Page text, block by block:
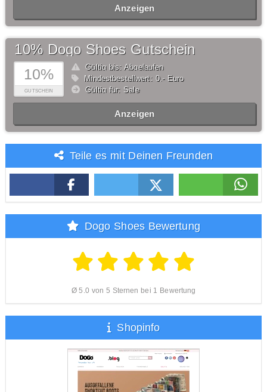
Anzeigen
10%
GUTSCHEIN
10% Dogo Shoes Gutschein
Gültig bis: Abgelaufen
Mindestbestellwert: 0,- Euro
Gültig für: Sale
Anzeigen
Teile es mit Deinen Freunden
Dogo Shoes Bewertung
Ø 5.0 von 5 Sternen bei 1 Bewertung
Shopinfo